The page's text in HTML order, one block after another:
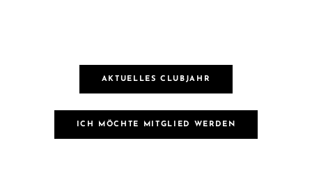
AKTUELLES CLUBJAHR
ICH MÖCHTE MITGLIED WERDEN